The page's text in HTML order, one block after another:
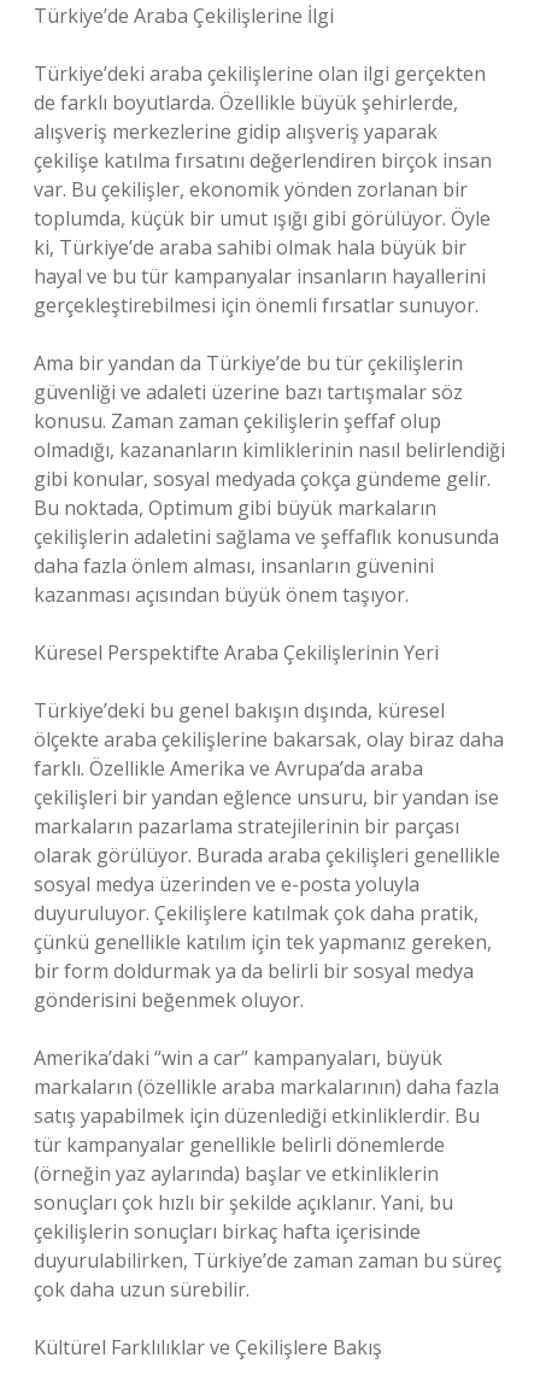
Türkiye’de Araba Çekilişlerine İlgi
Türkiye’deki araba çekilişlerine olan ilgi gerçekten
de farklı boyutlarda. Özellikle büyük şehirlerde,
alışveriş merkezlerine gidip alışveriş yaparak
çekilişe katılma fırsatını değerlendiren birçok insan
var. Bu çekilişler, ekonomik yönden zorlanan bir
toplumda, küçük bir umut ışığı gibi görülüyor. Öyle
ki, Türkiye’de araba sahibi olmak hala büyük bir
hayal ve bu tür kampanyalar insanların hayallerini
gerçekleştirebilmesi için önemli fırsatlar sunuyor.
Ama bir yandan da Türkiye’de bu tür çekilişlerin
güvenliği ve adaleti üzerine bazı tartışmalar söz
konusu. Zaman zaman çekilişlerin şeffaf olup
olmadığı, kazananların kimliklerinin nasıl belirlendiği
gibi konular, sosyal medyada çokça gündeme gelir.
Bu noktada, Optimum gibi büyük markaların
çekilişlerin adaletini sağlama ve şeffaflık konusunda
daha fazla önlem alması, insanların güvenini
kazanması açısından büyük önem taşıyor.
Küresel Perspektifte Araba Çekilişlerinin Yeri
Türkiye’deki bu genel bakışın dışında, küresel
ölçekte araba çekilişlerine bakarsak, olay biraz daha
farklı. Özellikle Amerika ve Avrupa’da araba
çekilişleri bir yandan eğlence unsuru, bir yandan ise
markaların pazarlama stratejilerinin bir parçası
olarak görülüyor. Burada araba çekilişleri genellikle
sosyal medya üzerinden ve e-posta yoluyla
duyuruluyor. Çekilişlere katılmak çok daha pratik,
çünkü genellikle katılım için tek yapmanız gereken,
bir form doldurmak ya da belirli bir sosyal medya
gönderisini beğenmek oluyor.
Amerika’daki “win a car” kampanyaları, büyük
markaların (özellikle araba markalarının) daha fazla
satış yapabilmek için düzenlediği etkinliklerdir. Bu
tür kampanyalar genellikle belirli dönemlerde
(örneğin yaz aylarında) başlar ve etkinliklerin
sonuçları çok hızlı bir şekilde açıklanır. Yani, bu
çekilişlerin sonuçları birkaç hafta içerisinde
duyurulabilirken, Türkiye’de zaman zaman bu süreç
çok daha uzun sürebilir.
Kültürel Farklılıklar ve Çekilişlere Bakış